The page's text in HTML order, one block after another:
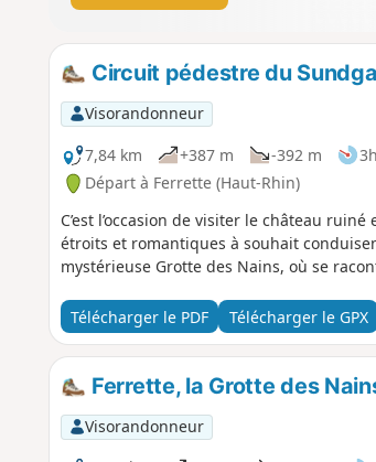
Circuit pédestre du
Visorandonneur
7,84 km
+387 m -392 m
Départ à Ferrette (Haut-Rhin)
C’est l’occasion de visiter le château
étroits et romantiques à souhait
mystérieuse Grotte des Nains, où se
Télécharger le PDF Télécharger le GPX
Ferrette, la Grotte des
Visorandonneur